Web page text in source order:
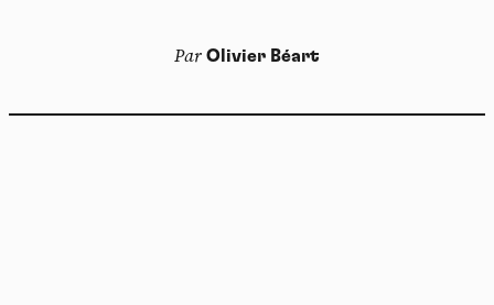
Par Olivier Béart